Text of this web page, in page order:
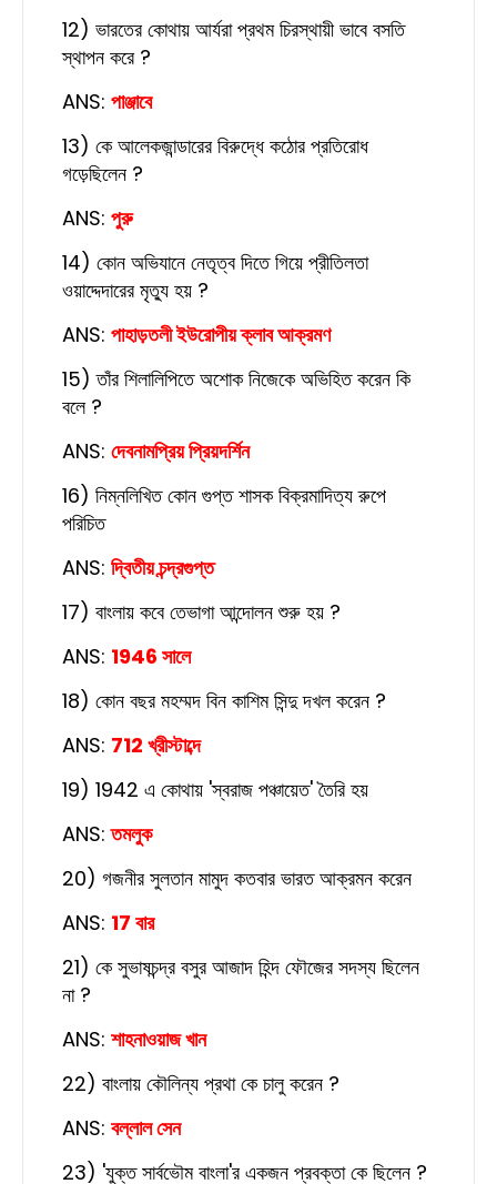
12) ভারতের কোথায় আর্যরা প্রথম চিরস্থায়ী ভাবে বসতি
স্থাপন করে ?
ANS: পাঞ্জাবে
13) কে আলেকজান্ডারের বিরুদ্ধে কঠোর প্রতিরোধ
গড়েছিলেন ?
ANS: পুরু
14) কোন অভিযানে নেতৃত্ব দিতে গিয়ে প্রীতিলতা
ওয়াদ্দেদারের মৃত্যু হয় ?
ANS: পাহাড়তলী ইউরোপীয় ক্লাব আক্রমণ
15) তাঁর শিলালিপিতে অশোক নিজেকে অভিহিত করেন কি
বলে ?
ANS: দেবনামপ্রিয় প্রিয়দর্শিন
16) নিম্নলিখিত কোন গুপ্ত শাসক বিক্রমাদিত্য রুপে
পরিচিত
ANS: দ্বিতীয় চন্দ্রগুপ্ত
17) বাংলায় কবে তেভাগা আন্দোলন শুরু হয় ?
ANS: 1946 সালে
18) কোন বছর মহম্মদ বিন কাশিম সিন্দু দখল করেন ?
ANS: 712 খ্রীস্টাব্দে
19) 1942 এ কোথায় 'স্বরাজ পঞ্চায়েত' তৈরি হয়
ANS:তমলুক
20) গজনীর সুলতান মামুদ কতবার ভারত আক্রমন করেন
ANS: 17 বার
21) কে সুভাষচন্দ্র বসুর আজাদ হিন্দ ফৌজের সদস্য ছিলেন
না ?
ANS: শাহনাওয়াজ খান
22) বাংলায় কৌলিন্য প্রথা কে চালু করেন ?
ANS: বল্লাল সেন
23) 'যুক্ত সার্বভৌম বাংলা'র একজন প্রবক্তা কে ছিলেন ?